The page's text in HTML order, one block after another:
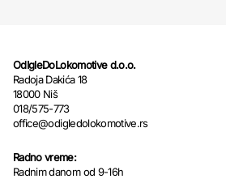
OdIgleDoLokomotive d.o.o.
Radoja Dakića 18
18000 Niš
018/575-773
office@odigledolokomotive.rs
Radno vreme:
Radnim danom od 9-16h